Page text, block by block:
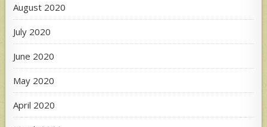
August 2020
July 2020
June 2020
May 2020
April 2020